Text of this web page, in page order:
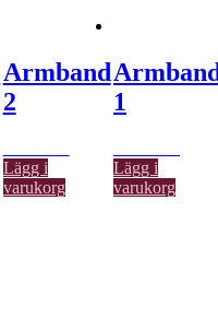
Armband
2
Lägg i
varukorg
1
Lägg i
varukorg